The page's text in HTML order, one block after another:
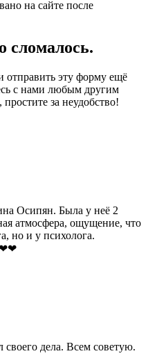
на сайте после
сломалось.
отправить эту форму ещё
с нами любым другим
за неудобство!
Осипян. Была у неё 2
атмосфера, ощущение, что
но и у психолога.
делa. Всем советую.